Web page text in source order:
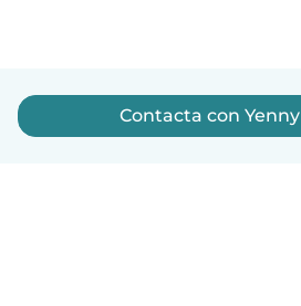
Contacta con Yenny